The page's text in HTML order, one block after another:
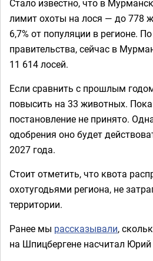
Стало известно, что в
лимит охоты на лося — до 778
6,7% от популяции в регионе.
правительства, сейчас в
11 614 лосей.
Если сравнить с прошлым
повысить на 33 животных.
постановление не принято.
одобрения оно будет
2027 года.
Стоит отметить, что квота
охотугодьями региона, не
территории.
Ранее мы рассказывали,
на Шпицбергене насчитал